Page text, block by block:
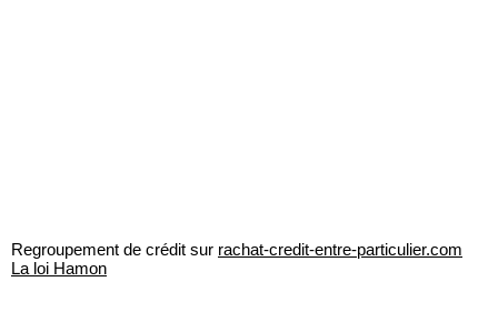
Regroupement de crédit sur rachat-credit-entre-particulier.com
La loi Hamon